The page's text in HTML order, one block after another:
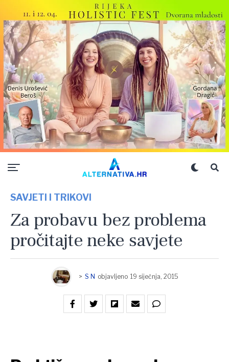
SAVJETI I TRIKOVI
Za probavu bez problema
pročitajte neke savjete
> S N objavljeno 19 siječnja, 2015